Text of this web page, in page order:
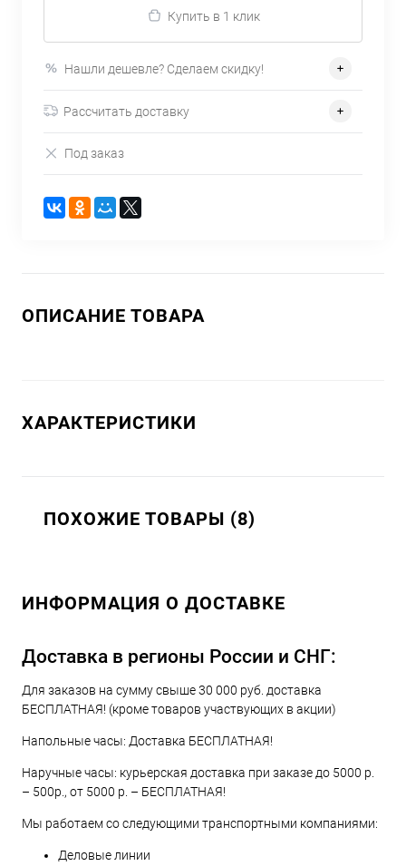
Купить в 1 клик
Нашли дешевле? Сделаем скидку!
Рассчитать доставку
Под заказ
ОПИСАНИЕ ТОВАРА
ХАРАКТЕРИСТИКИ
ПОХОЖИЕ ТОВАРЫ (8)
ИНФОРМАЦИЯ О ДОСТАВКЕ
Доставка в регионы России и СНГ:
Для заказов на сумму свыше 30 000 руб. доставка
БЕСПЛАТНАЯ! (кроме товаров участвующих в акции)
Напольные часы: Доставка БЕСПЛАТНАЯ!
Наручные часы: курьерская доставка при заказе до 5000 р.
– 500р., от 5000 р. – БЕСПЛАТНАЯ!
Мы работаем со следующими транспортными компаниями:
Деловые линии